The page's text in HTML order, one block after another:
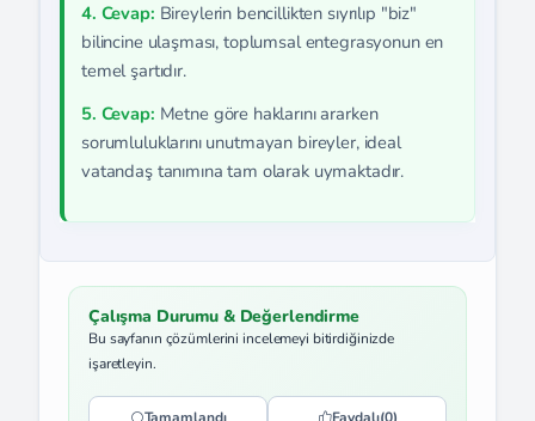
4. Cevap: Bireylerin bencillikten sıyrılıp "biz"
bilincine ulaşması, toplumsal entegrasyonun en
temel şartıdır.
5. Cevap: Metne göre haklarını ararken
sorumluluklarını unutmayan bireyler, ideal
vatandaş tanımına tam olarak uymaktadır.
Çalışma Durumu & Değerlendirme
Bu sayfanın çözümlerini incelemeyi bitirdiğinizde
işaretleyin.